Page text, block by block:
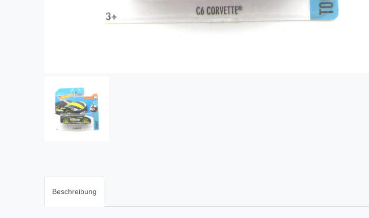
Beschreibung